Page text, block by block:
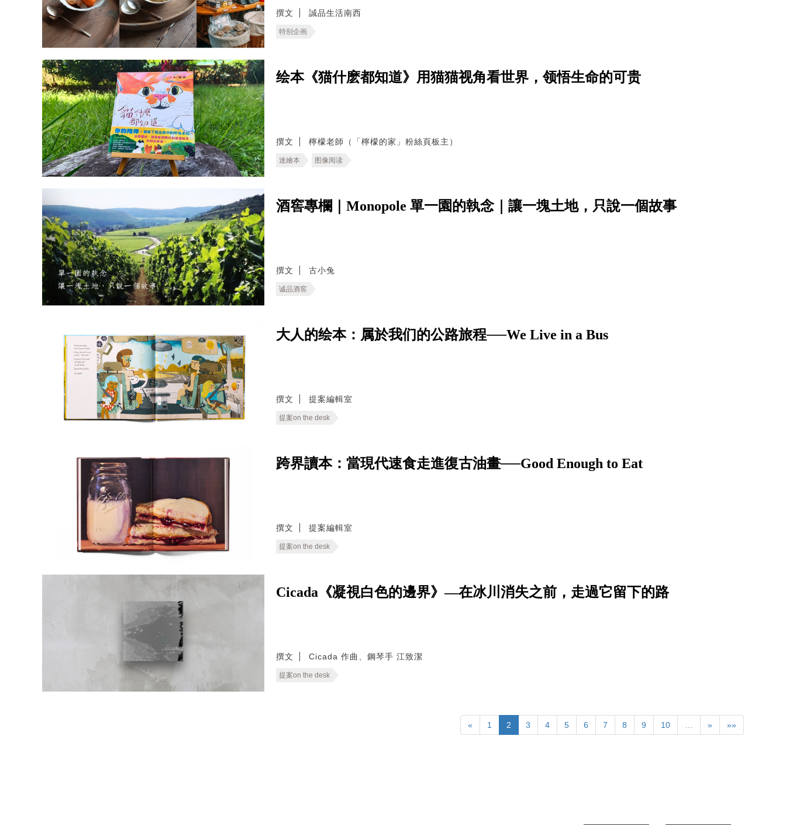
撰文 誠品生活南西
特别企画
绘本《猫什麽都知道》用猫猫视角看世界，领悟生命的可贵
撰文 檸檬老師（「檸檬的家」粉絲頁板主）
迷繪本 图像阅读
酒窖專欄｜Monopole 單一園的執念｜讓一塊土地，只說一個故事
撰文 古小兔
诚品酒窖
大人的绘本：属於我们的公路旅程──We Live in a Bus
撰文 提案編輯室
提案on the desk
跨界讀本：當現代速食走進復古油畫──Good Enough to Eat
撰文 提案編輯室
提案on the desk
Cicada《凝視白色的邊界》—在冰川消失之前，走過它留下的路
撰文 Cicada 作曲、鋼琴手 江致潔
提案on the desk
« 1 2 3 4 5 6 7 8 9 10 … » »»